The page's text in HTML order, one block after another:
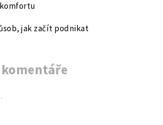
jak začít podnikat